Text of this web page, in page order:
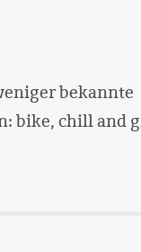
bekannte
bike, chill and